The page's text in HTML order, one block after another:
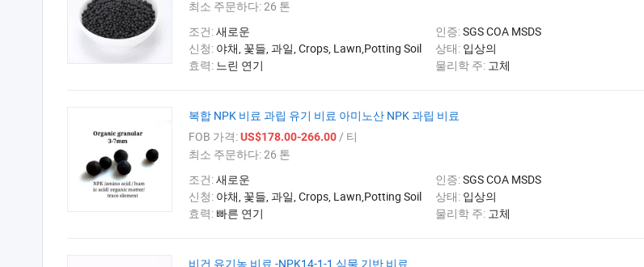
최소 주문하다:26 톤
조건:새로운 인증:SGS COA MSDS
신청: 야채, 꽃들, 과일, Crops, Lawn,Potting Soil 상태: 입상의
효력: 느린 연기 물리학 주: 고체
복합 NPK 비료 과립 유기 비료 아미노산 NPK 과립 비료
FOB 가격:US$178.00-266.00/ 티
최소 주문하다:26 톤
조건:새로운 인증:SGS COA MSDS
신청: 야채, 꽃들, 과일, Crops, Lawn,Potting Soil 상태: 입상의
효력: 빠른 연기 물리학 주: 고체
비건 유기농 비료 -NPK14-1-1 식물 기반 비료